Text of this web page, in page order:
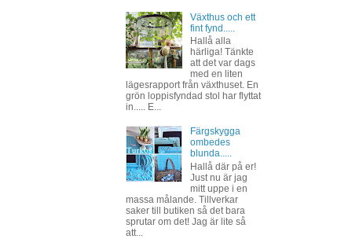
Växthus och ett
fint fynd.....
Hallå alla
härliga! Tänkte
att det var dags
med en liten
lägesrapport från växthuset. En
grön loppisfyndad stol har flyttat
in..... E...
Färgskygga
ombedes
blunda.....
Hallå där på er!
Just nu är jag
mitt uppe i en
massa målande. Tillverkar
saker till butiken så det bara
sprutar om det! Jag är lite så
att...